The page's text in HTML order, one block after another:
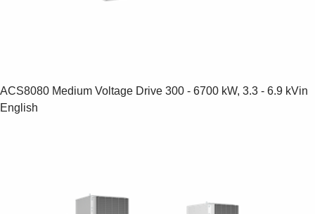
ACS8080 Medium Voltage Drive 300 - 6700 kW, 3.3 - 6.9 kVin
English